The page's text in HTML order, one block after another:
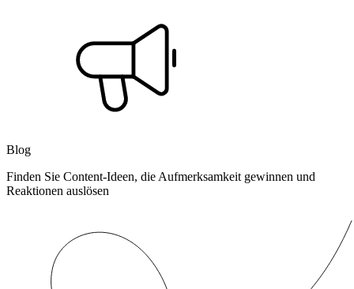
Blog
Finden Sie Content-Ideen, die Aufmerksamkeit gewinnen und
Reaktionen auslösen